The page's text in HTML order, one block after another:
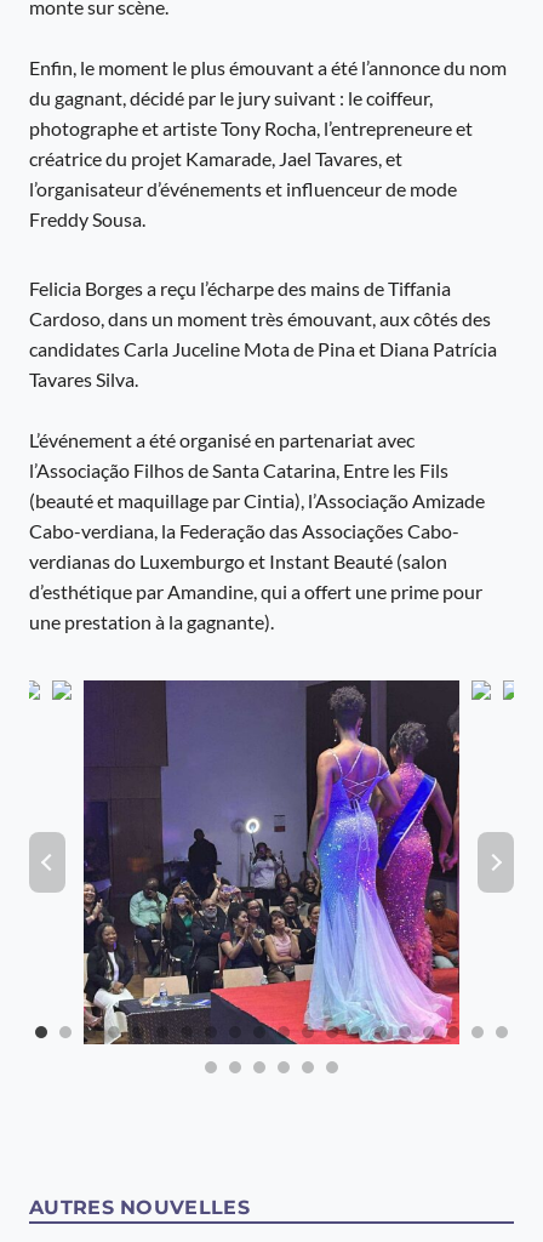
monte sur scène.
Enfin, le moment le plus émouvant a été l’annonce du nom
du gagnant, décidé par le jury suivant : le coiffeur,
photographe et artiste Tony Rocha, l’entrepreneure et
créatrice du projet Kamarade, Jael Tavares, et
l’organisateur d’événements et influenceur de mode
Freddy Sousa.
Felicia Borges a reçu l’écharpe des mains de Tiffania
Cardoso, dans un moment très émouvant, aux côtés des
candidates Carla Juceline Mota de Pina et Diana Patrícia
Tavares Silva.
L’événement a été organisé en partenariat avec
l’Associação Filhos de Santa Catarina, Entre les Fils
(beauté et maquillage par Cintia), l’Associação Amizade
Cabo-verdiana, la Federação das Associações Cabo-
verdianas do Luxemburgo et Instant Beauté (salon
d’esthétique par Amandine, qui a offert une prime pour
une prestation à la gagnante).
AUTRES NOUVELLES